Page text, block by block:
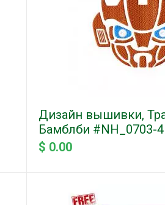
Дизайн вышивки,
Бамблби #NH_0703-4
$ 0.00